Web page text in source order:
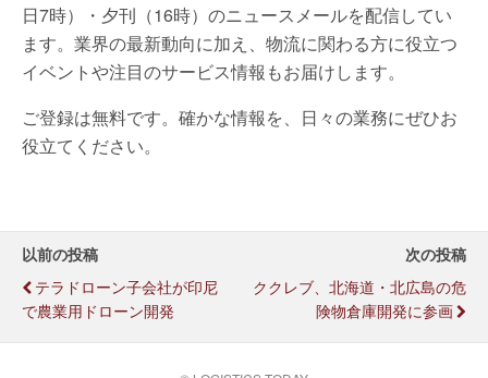
日7時）・夕刊（16時）のニュースメールを配信してい
ます。業界の最新動向に加え、物流に関わる方に役立つ
イベントや注目のサービス情報もお届けします。
ご登録は無料です。確かな情報を、日々の業務にぜひお
役立てください。
以前の投稿
テラドローン子会社が印尼
で農業用ドローン開発
次の投稿
ククレブ、北海道・北広島の危
険物倉庫開発に参画